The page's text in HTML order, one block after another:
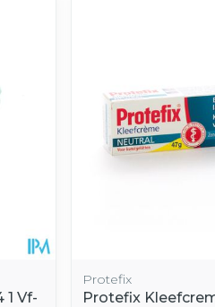
1 Vf-
Protefix
Protefix